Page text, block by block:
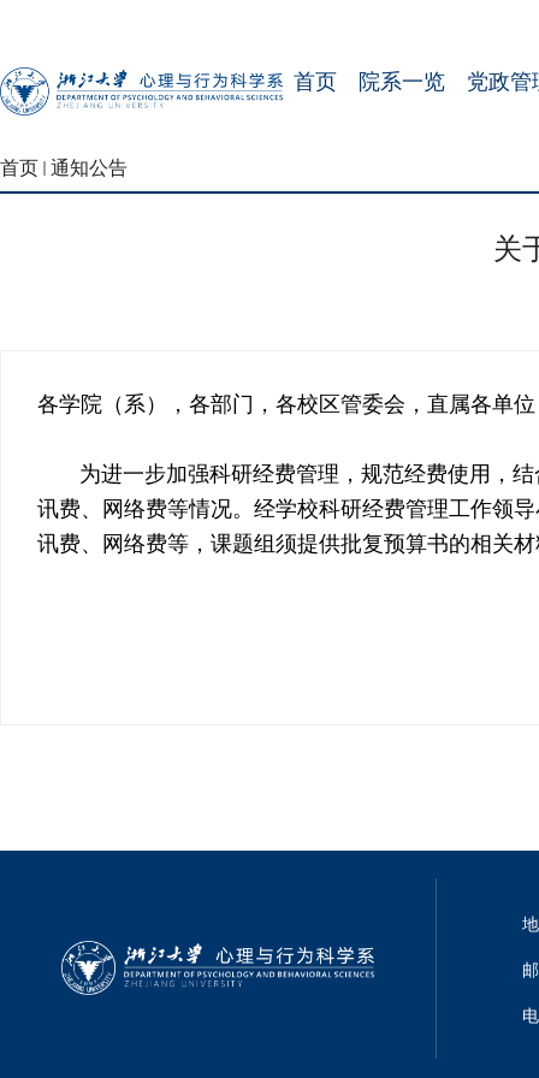
首页 院系一览 党政管
首页 通知公告
关
各学院（系），各部门，各校区管委会，直属各单
为进一步加强科研经费管理，规范经费使用，结
讯费、网络费等情况。经学校科研经费管理工作领
讯费、网络费等，课题组须提供批复预算书的相关